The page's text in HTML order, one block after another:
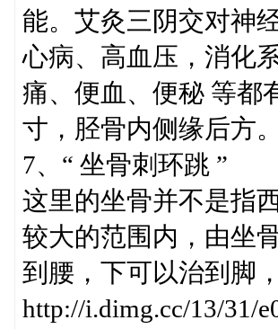
能。艾灸三阴交对神
心病、高血压，消化
痛、便血、便秘 等都
寸，胫骨内侧缘后方。
7、“ 坐骨刺环跳 ”
这里的坐骨并不是指
较大的范围内，由坐
到腰，下可以治到脚
http://i.dimg.cc/13/31/